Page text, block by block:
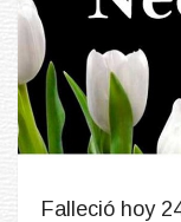
Falleció hoy